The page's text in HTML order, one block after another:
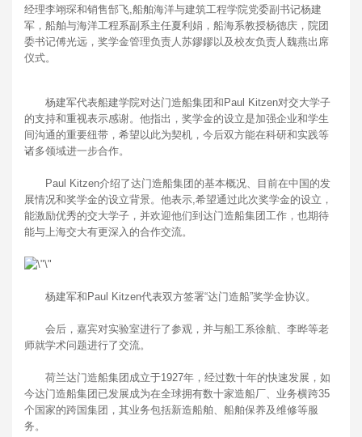
经理李翊琛和销售郜飞,船舶海洋与建筑工程学院党委副书记杨建
军，船舶与海洋工程系副系主任夏利娟，船海系教授杨德庆，院团
委书记傅光远，奖学金管理负责人苏鏐鏐以及校友负责人魏燕出席
仪式。
杨建军代表船建学院对达门造船集团和Paul Kitzen对交大学子
的支持和重视表示感谢。他指出，奖学金的设立是加强企业和学生
间沟通的重要纽带，希望以此为契机，今后双方能在科研和实践等
诸多领域进一步合作。
Paul Kitzen介绍了达门造船集团的基本概况、目前在中国的发
展情况和奖学金的设立背景。他表示,希望通过此次奖学金的设立，
能激励优秀的交大学子，并欢迎他们到达门造船集团工作，也期待
能与上海交大有更深入的合作交流。
杨建军和Paul Kitzen代表双方签署“达门造船”奖学金协议。
会后，嘉宾对实验室进行了参观，并与船工系徐航、李晔等老
师就学术问题进行了交流。
荷兰达门造船集团成立于1927年，经过数十年的快速发展，如
今达门造船集团已发展成为在全球拥有数十家造船厂、业务横跨35
个国家的跨国集团，其业务包括新造船舶、船舶保养及维修等服
务。